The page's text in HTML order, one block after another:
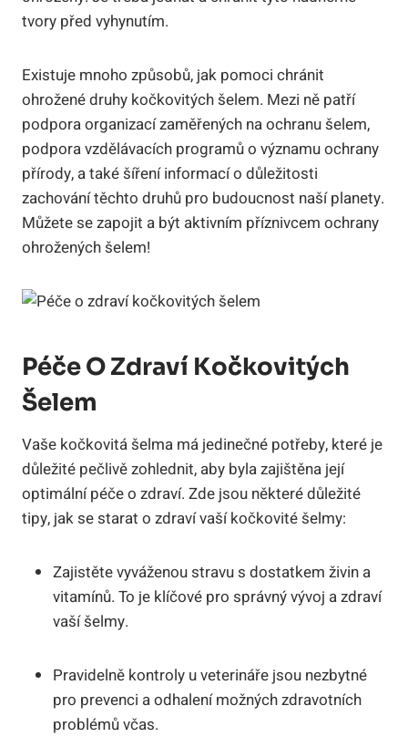
tvory před vyhynutím.
Existuje mnoho způsobů, jak pomoci chránit
ohrožené druhy kočkovitých šelem. Mezi ně patří
podpora organizací zaměřených na ochranu šelem,
podpora vzdělávacích programů o významu ochrany
přírody, a také šíření informací o důležitosti
zachování těchto druhů pro budoucnost naší planety.
Můžete se zapojit a být aktivním příznivcem ochrany
ohrožených šelem!
Péče O Zdraví Kočkovitých
Šelem
Vaše kočkovitá šelma má jedinečné potřeby, které je
důležité pečlivě zohlednit, aby byla zajištěna její
optimální péče o zdraví. Zde jsou některé důležité
tipy, jak se starat o zdraví vaší kočkovité šelmy:
Zajistěte vyváženou stravu s dostatkem živin a
vitamínů. To je klíčové pro správný vývoj a zdraví
vaší šelmy.
Pravidelně kontroly u veterináře jsou nezbytné
pro prevenci a odhalení možných zdravotních
problémů včas.